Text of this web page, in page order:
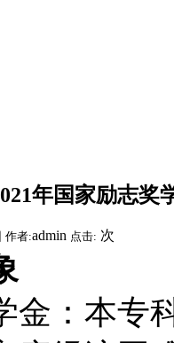
年国家励志奖
作者:admin 点击: 次
金：本专